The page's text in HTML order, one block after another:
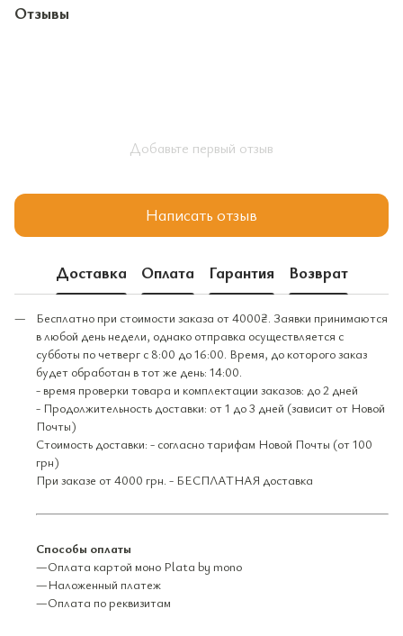
Отзывы
Добавьте первый отзыв
Написать отзыв
Доставка Оплата Гарантия Возврат
Бесплатно при стоимости заказа от 4000₴. Заявки принимаются
в любой день недели, однако отправка осуществляется с
субботы по четверг с 8:00 до 16:00. Время, до которого заказ
будет обработан в тот же день: 14:00.
- время проверки товара и комплектации заказов: до 2 дней
- Продолжительность доставки: от 1 до 3 дней (зависит от Новой
Почты)
Стоимость доставки: - согласно тарифам Новой Почты (от 100
грн)
При заказе от 4000 грн. - БЕСПЛАТНАЯ доставка
Способы оплаты
—Оплата картой моно Plata by mono
—Наложенный платеж
—Оплата по реквизитам